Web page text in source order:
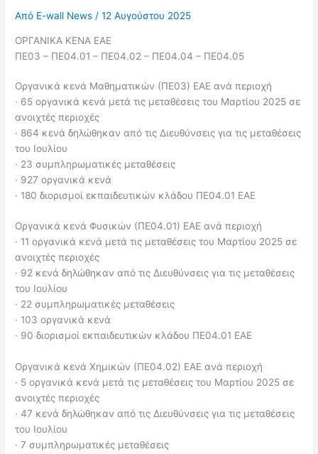
Από E-wall News /12 Αυγούστου 2025
ΟΡΓΑΝΙΚΑ ΚΕΝΑ ΕΑΕ
ΠΕ03 – ΠΕ04.01 – ΠΕ04.02 – ΠΕ04.04 – ΠΕ04.05
Οργανικά κενά Μαθηματικών (ΠΕ03) ΕΑΕ ανά περιοχή
· 65 οργανικά κενά μετά τις μεταθέσεις του Μαρτίου 2025 σε
ανοιχτές περιοχές
· 864 κενά δηλώθηκαν από τις Διευθύνσεις για τις μεταθέσεις
του Ιουλίου
· 23 συμπληρωματικές μεταθέσεις
· 927 οργανικά κενά
· 180 διορισμοί εκπαιδευτικών κλάδου ΠΕ04.01 ΕΑΕ
Οργανικά κενά Φυσικών (ΠΕ04.01) ΕΑΕ ανά περιοχή
· 11 οργανικά κενά μετά τις μεταθέσεις του Μαρτίου 2025 σε
ανοιχτές περιοχές
· 92 κενά δηλώθηκαν από τις Διευθύνσεις για τις μεταθέσεις
του Ιουλίου
· 22 συμπληρωματικές μεταθέσεις
· 103 οργανικά κενά
· 90 διορισμοί εκπαιδευτικών κλάδου ΠΕ04.01 ΕΑΕ
Οργανικά κενά Χημικών (ΠΕ04.02) ΕΑΕ ανά περιοχή
· 5 οργανικά κενά μετά τις μεταθέσεις του Μαρτίου 2025 σε
ανοιχτές περιοχές
· 47 κενά δηλώθηκαν από τις Διευθύνσεις για τις μεταθέσεις
του Ιουλίου
· 7 συμπληρωματικές μεταθέσεις